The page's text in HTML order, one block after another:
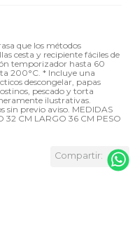
que los métodos
cesta y recipiente fáciles de
temporizador hasta 60
200°C. * Incluye una
descongelar, papas
pescado y torta
ilustrativas.
sin previo aviso. MEDIDAS
32 CM LARGO 36 CM PESO